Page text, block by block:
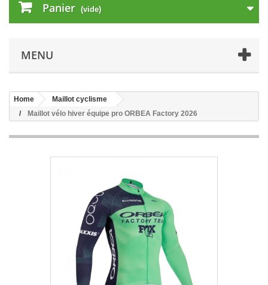
Panier (vide)
MENU
Home
Maillot cyclisme
Maillot vélo hiver équipe pro ORBEA Factory 2026